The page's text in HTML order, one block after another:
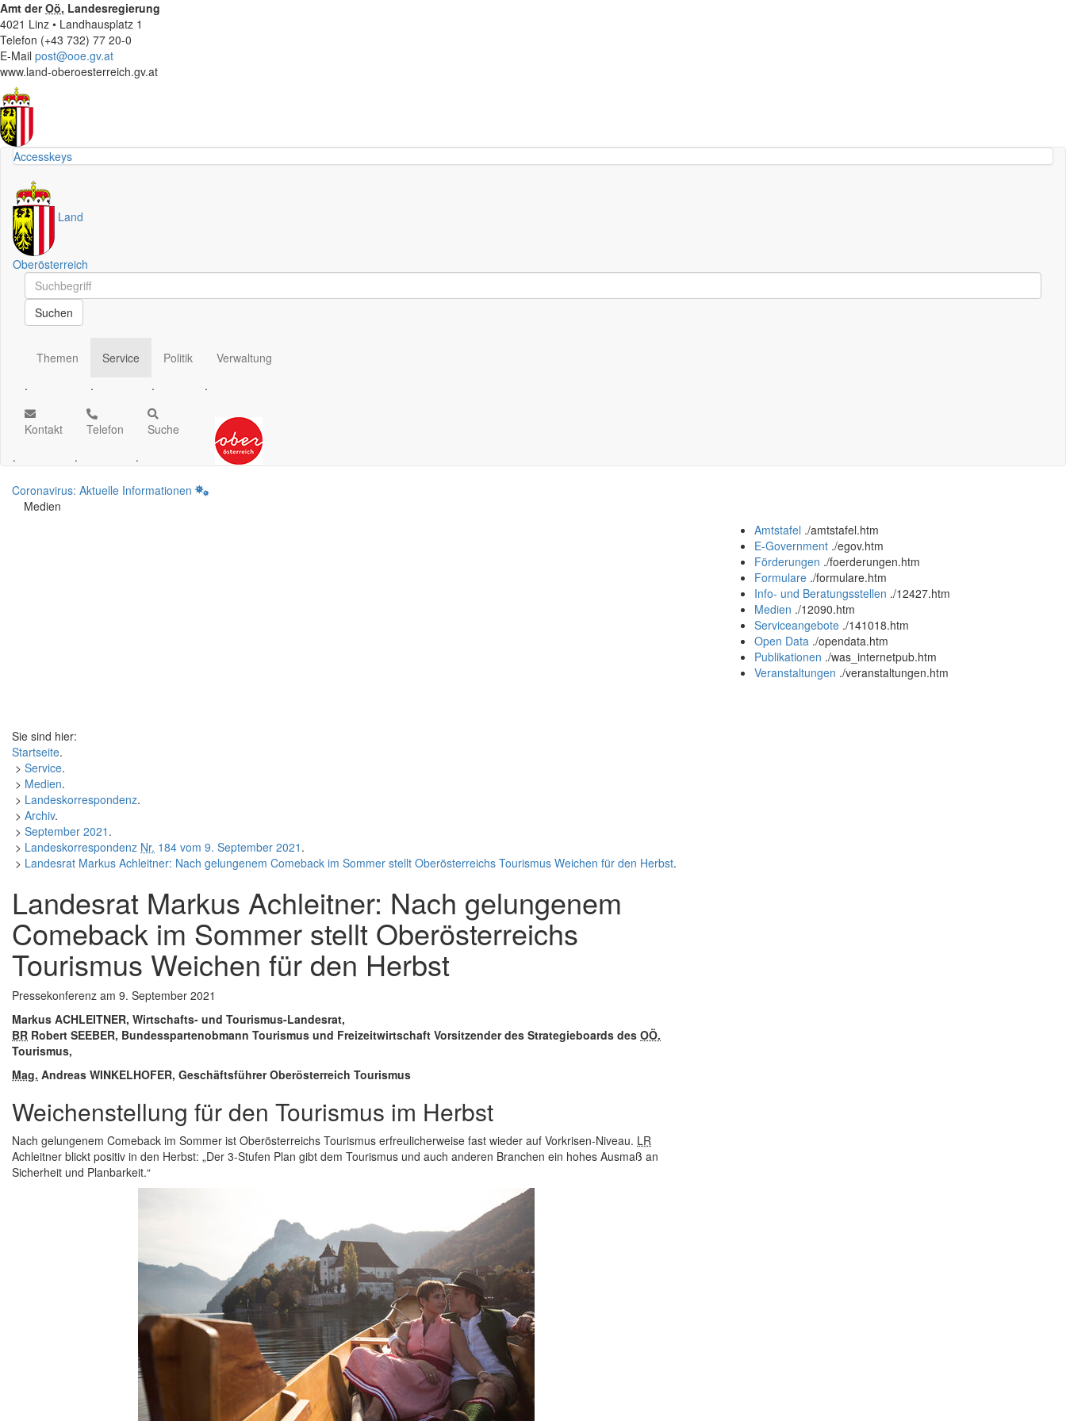
Amt derOö. Landesregierung
4021 Linz • Landhausplatz 1
Telefon (+43 732) 77 20-0
E-Mail post@ooe.gv.at
www.land-oberoesterreich.gv.at
Accesskeys
Land
Oberösterreich
Schnellsuche
Schnellsuche
Suchen
Themen
.
Service
.
Politik
.
Verwaltung
.
Kontakt
.
Telefon
.
Suche
.
Coronavirus: Aktuelle Informationen
Medien
Amtstafel ./amtstafel.htm
E-Government ./egov.htm
Förderungen ./foerderungen.htm
Formulare ./formulare.htm
Info- und Beratungsstellen ./12427.htm
Medien ./12090.htm
Serviceangebote ./141018.htm
Open Data ./opendata.htm
Publikationen ./was_internetpub.htm
Veranstaltungen ./veranstaltungen.htm
Sie sind hier:
Startseite.
> Service.
> Medien.
> Landeskorrespondenz.
> Archiv.
> September 2021 .
> Landeskorrespondenz Nr. 184 vom 9. September 2021 .
> Landesrat Markus Achleitner: Nach gelungenem Comeback im Sommer stellt Oberösterreichs Tourismus Weichen für den Herbst.
Landesrat Markus Achleitner: Nach gelungenem
Comeback im Sommer stellt Oberösterreichs
Tourismus Weichen für den Herbst
Pressekonferenz am 9. September 2021
Markus ACHLEITNER, Wirtschafts- und Tourismus-Landesrat,
BR Robert SEEBER, Bundesspartenobmann Tourismus und Freizeitwirtschaft Vorsitzender des Strategieboards des OÖ.
Tourismus,
Mag. Andreas WINKELHOFER, Geschäftsführer Oberösterreich Tourismus
Weichenstellung für den Tourismus im Herbst
Nach gelungenem Comeback im Sommer ist Oberösterreichs Tourismus erfreulicherweise fast wieder auf Vorkrisen-Niveau. LR
Achleitner blickt positiv in den Herbst: „Der 3-Stufen Plan gibt dem Tourismus und auch anderen Branchen ein hohes Ausmaß an
Sicherheit und Planbarkeit.“